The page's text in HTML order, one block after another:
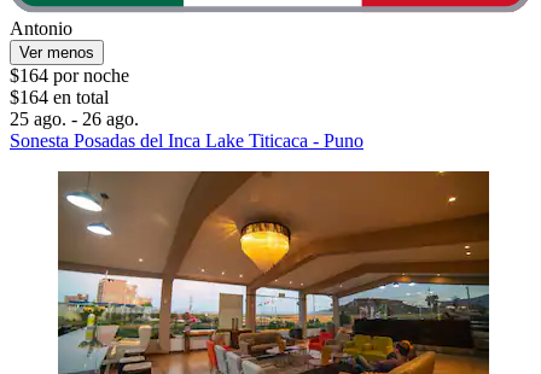
Antonio
Ver menos
$164 por noche
$164 en total
25 ago. - 26 ago.
Sonesta Posadas del Inca Lake Titicaca - Puno